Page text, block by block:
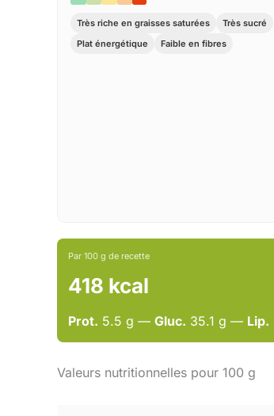
Très riche en graisses saturées
Très sucré
Plat énergétique
Faible en fibres
Par 100 g de recette
418 kcal
Prot. 5.5 g — Gluc. 35.1 g — Lip.
Valeurs nutritionnelles pour 100 g